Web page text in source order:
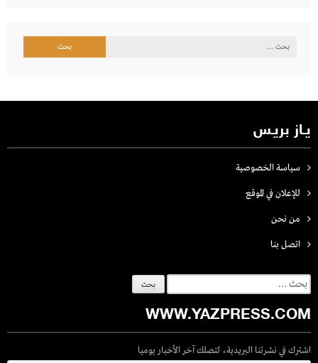
البحث
يـاز بريـس
سياسة الخصوصية
للإعلان في الموقع
من نحن
اتصل بنـا
البحث
عن:
WWW.YAZPRESS.COM
اشترك في نشرتنا البريدية، لتصلك آخر الأخبار يوميا